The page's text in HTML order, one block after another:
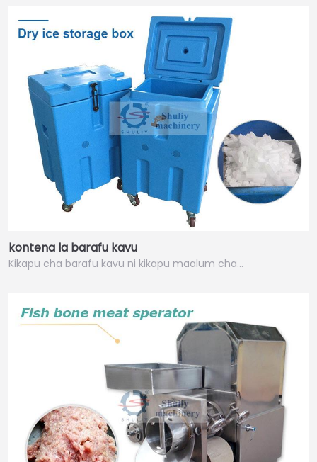
kontena la barafu kavu
Kikapu cha barafu kavu ni kikapu maalum cha…